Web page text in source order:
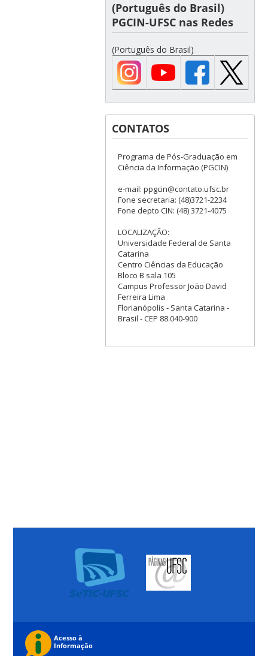
(Português do Brasil)
PGCIN-UFSC nas Redes
(Português do Brasil)
CONTATOS
Programa de Pós-Graduação em
Ciência da Informação (PGCIN)
e-mail: ppgcin@contato.ufsc.br
Fone secretaria: (48)3721-2234
Fone depto CIN: (48) 3721-4075
LOCALIZAÇÃO:
Universidade Federal de Santa
Catarina
Centro Ciências da Educação
Bloco B sala 105
Campus Professor João David
Ferreira Lima
Florianópolis - Santa Catarina -
Brasil - CEP 88.040-900